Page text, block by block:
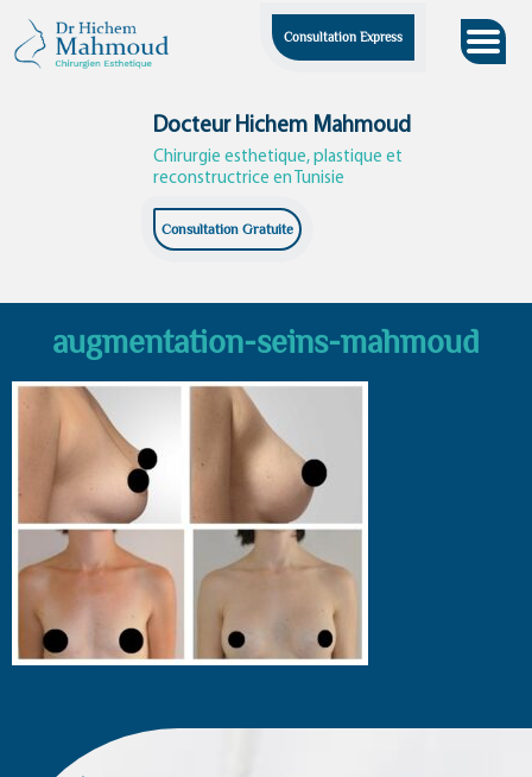
content
Consultation Express
Docteur Hichem Mahmoud
Chirurgie esthetique, plastique et
reconstructrice en Tunisie
Consultation Gratuite
augmentation-seins-mahmoud